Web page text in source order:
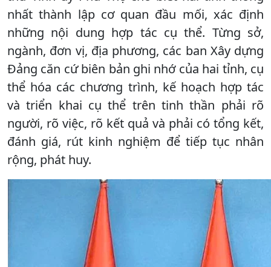
nhất thành lập cơ quan đầu mối, xác định
những nội dung hợp tác cụ thể. Từng sở,
ngành, đơn vị, địa phương, các ban Xây dựng
Đảng căn cứ biên bản ghi nhớ của hai tỉnh, cụ
thể hóa các chương trình, kế hoạch hợp tác
và triển khai cụ thể trên tinh thần phải rõ
người, rõ việc, rõ kết quả và phải có tổng kết,
đánh giá, rút kinh nghiệm để tiếp tục nhân
rộng, phát huy.